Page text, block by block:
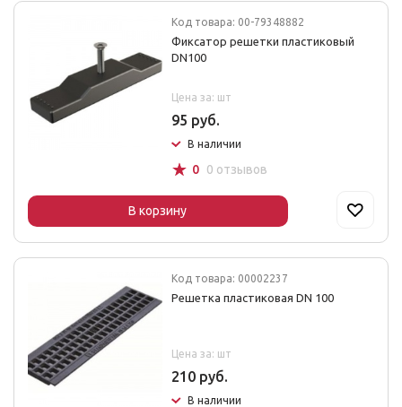
Код товара: 00-79348882
Фиксатор решетки пластиковый
DN100
Цена за: шт
95 руб.
В наличии
☆ 0 0 отзывов
В корзину
Код товара: 00002237
Решетка пластиковая DN 100
Цена за: шт
210 руб.
В наличии